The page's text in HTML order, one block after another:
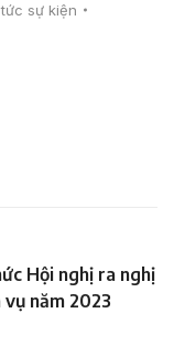
sự kiện
Hội nghị ra nghị
năm 2023